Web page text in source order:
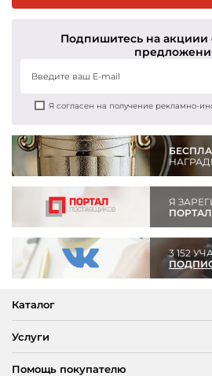
Подпишитесь на акциии
Я согласен на получение рекламно-
Я
3 152
Каталог
Услуги
Помощь покупателю